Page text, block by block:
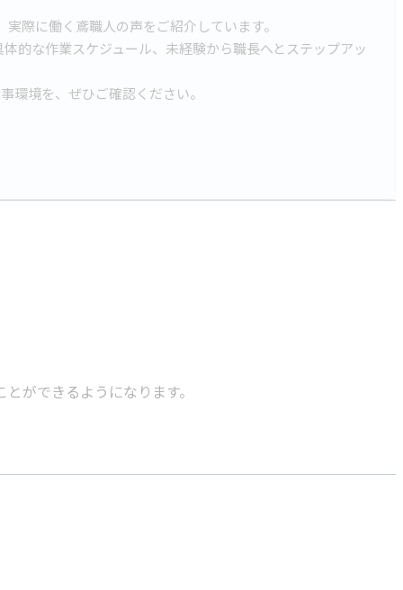
際に働く鳶職人の声をご紹介しています。
的な作業スケジュール、未経験から職長へとステップアッ
環境を、ぜひご確認ください。
ができるようになります。